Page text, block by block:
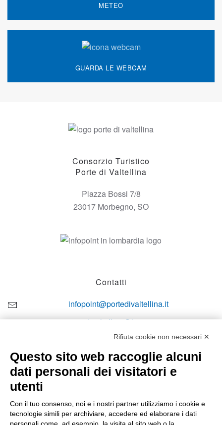
METEO
GUARDA LE WEBCAM
Consorzio Turistico
Porte di Valtellina
Piazza Bossi 7/8
23017 Morbegno, SO
Contatti
infopoint@portedivaltellina.it
portedivaltellina@lamiapec.it
+39 0342 601140
Lun-ven
Rifiuta cookie non necessari ✕
Questo sito web raccoglie alcuni
dati personali dei visitatori e
utenti
Con il tuo consenso, noi e i nostri partner utilizziamo i cookie e
tecnologie simili per archiviare, accedere ed elaborare i dati